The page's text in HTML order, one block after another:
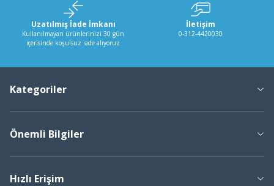
Uzatılmış İade İmkanı
Kullanılmayan ürünlerinizi 30 gün
içerisinde koşulsuz iade alıyoruz
İletişim
0-312-4420030
Kategoriler
Önemli Bilgiler
Hızlı Erişim